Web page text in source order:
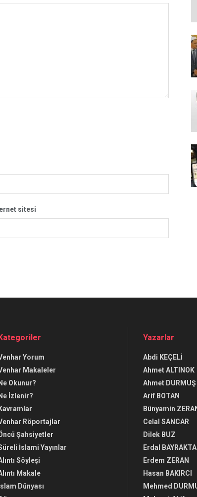
sitesi
Kategoriler
Yorum
Makaleler
Ne Okunur?
Ne İzlenir?
Kavramlar
Röportajlar
Şahsiyetler
İslami Yayınlar
Söyleşi
Makale
Dünyası
Yazarlar
Abdi KEÇELİ
Ahmet ALTINOK
Ahmet DURMUŞ
Arif BOTAN
Bünyamin
Celal SANCAR
Dilek BUZ
Erdal
Erdem ZERAN
Hasan BAKIRCI
Mehmed